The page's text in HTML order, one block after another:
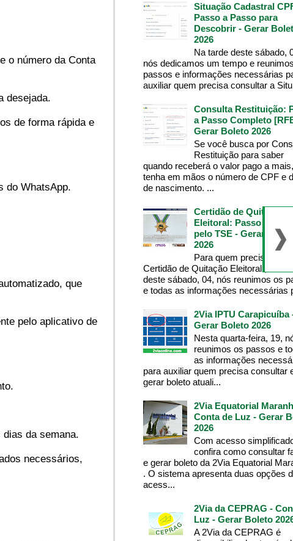
o número da Conta
desejada.
de forma rápida e
do WhatsApp.
que
pelo aplicativo de
da semana.
necessários,
Situação Cadastral
Passo a Passo para
Descobrir - Gerar
2026
Na tarde deste sábado,
nós dedicamos um tempo e
passos e informações necessárias
auxiliar quem precisa consultar a
Consulta Restituição:
a Passo Completo
Gerar Boleto 2026
Se você busca por
Restituição para saber
quando receberá o valor pago a mais,
tenha em mãos o número de CPF e
de nascimento. ...
Certidão de Quitação
Eleitoral: Passo a
pelo TSE - Gerar
2026
Para quem precisa da
Certidão de Quitação Eleitoral , na
deste sábado, 04, nós reunimos os
e todas as informações necessárias
2Via IPTU Carapicuíba
Gerar Boleto 2026
Nesta quarta-feira, 19,
reunimos os passos e
as informações
para auxiliar quem precisa consultar
gerar boleto atuali...
2Via Equatorial
Conta de Luz - Gerar
2026
Com acesso
confira como consultar
e gerar boleto da 2Via Equatorial
. O sistema apresenta duas opções
acess...
2Via da CEPRAG -
Luz - Gerar Boleto
A 2Via da CEPRAG é